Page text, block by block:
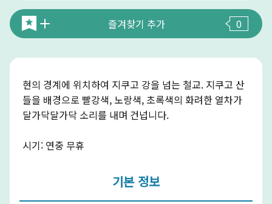
즐겨찾기 추가 0
현의 경계에 위치하여 지쿠고 강을 넘는 철교. 지쿠고 산
들을 배경으로 빨강색, 노랑색, 초록색의 화려한 열차가
달가닥달가닥 소리를 내며 건넙니다.
시기: 연중 무휴
기본 정보